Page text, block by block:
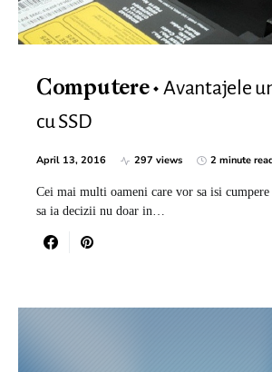
Computere
Avantajele
cu SSD
April 13, 2016 297 views 2 minute
Cei mai multi oameni care vor sa isi
sa ia decizii nu doar in…